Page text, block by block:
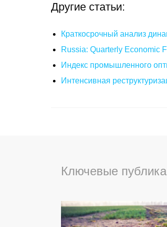
Другие статьи:
Краткосрочный анализ
Russia: Quarterly Economic
Индекс промышленного
Интенсивная
Ключевые